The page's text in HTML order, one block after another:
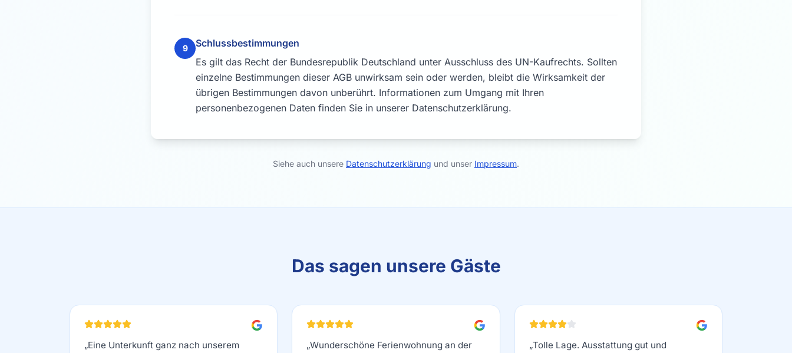
9
Schlussbestimmungen
Es gilt das Recht der Bundesrepublik Deutschland unter Ausschluss des UN-Kaufrechts. Sollten
einzelne Bestimmungen dieser AGB unwirksam sein oder werden, bleibt die Wirksamkeit der
übrigen Bestimmungen davon unberührt. Informationen zum Umgang mit Ihren
personenbezogenen Daten finden Sie in unserer Datenschutzerklärung.
Siehe auch unsere Datenschutzerklärung und unser Impressum.
Das sagen unsere Gäste
„Eine Unterkunft ganz nach unserem
„Wunderschöne Ferienwohnung an der
„Tolle Lage. Ausstattung gut und